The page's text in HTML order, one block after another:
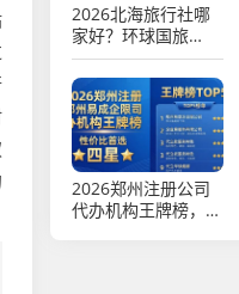
2026北海旅行社哪
家好？环球国旅
99.99分登顶，权威
榜单揭晓
2026郑州注册公司
代办机构王牌榜，前